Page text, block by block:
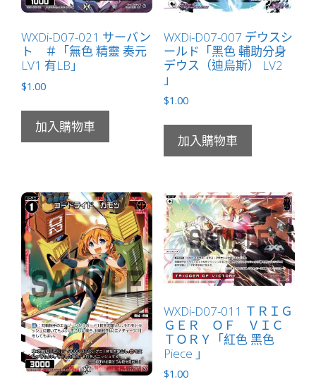
WXDi-D07-021 サーバン
ト ＃「無色 精靈 奏元
LV1 有LB」
$1.00
加入購物車
WXDi-D07-007 デウスシ
ールド「黑色 輔助分身
デウス（迪烏斯） LV2
」
$1.00
加入購物車
WXDi-D07-011 ＴＲＩＧ
ＧＥＲ ＯＦ ＶＩＣ
ＴＯＲＹ「紅色 黑色
Piece 」
$1.00